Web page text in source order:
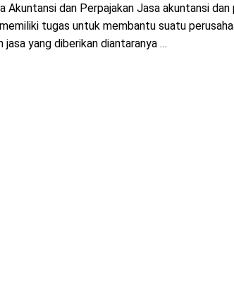
Akuntansi dan Perpajakan Jasa akuntansi
tugas untuk membantu suatu
jasa yang diberikan diantaranya …